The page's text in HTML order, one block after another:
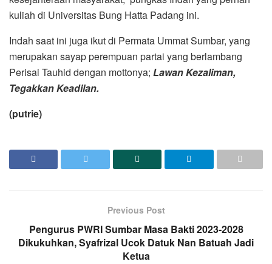
kuliah di Universitas Bung Hatta Padang ini.
Indah saat ini juga ikut di Permata Ummat Sumbar, yang
merupakan sayap perempuan partai yang berlambang
Perisai Tauhid dengan mottonya; Lawan Kezaliman,
Tegakkan Keadilan.
(putrie)
Previous Post
Pengurus PWRI Sumbar Masa Bakti 2023-2028
Dikukuhkan, Syafrizal Ucok Datuk Nan Batuah Jadi
Ketua